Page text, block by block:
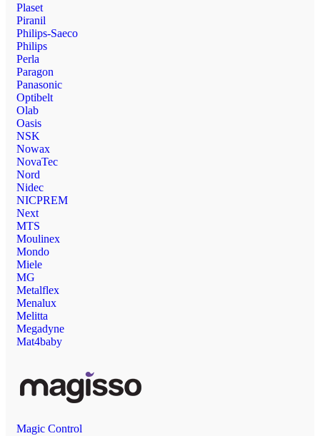
Plaset
Piranil
Philips-Saeco
Philips
Perla
Paragon
Panasonic
Optibelt
Olab
Oasis
NSK
Nowax
NovaTec
Nord
Nidec
NICPREM
Next
MTS
Moulinex
Mondo
Miele
MG
Metalflex
Menalux
Melitta
Megadyne
Mat4baby
Magic Control